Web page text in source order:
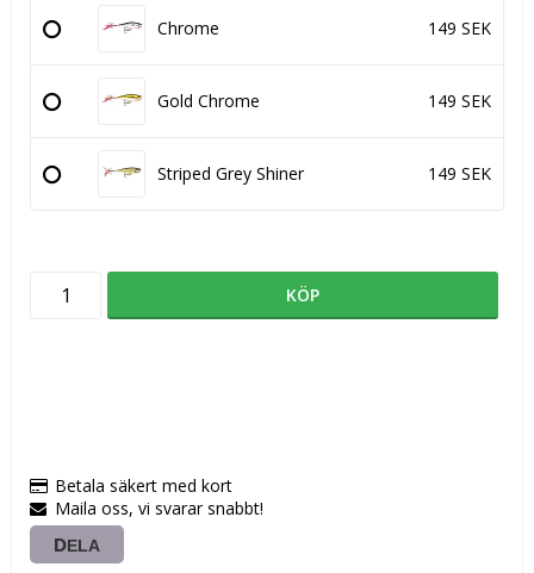
Chrome 149 SEK
Gold Chrome 149 SEK
Striped Grey Shiner 149 SEK
KÖP
Betala säkert med kort
Maila oss, vi svarar snabbt!
DELA